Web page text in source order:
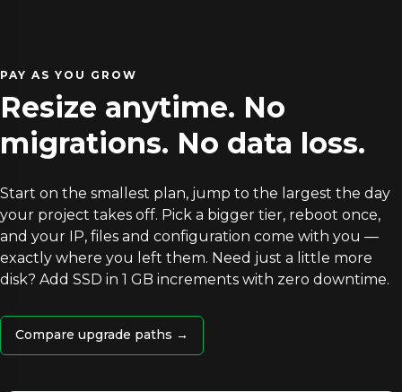
PAY AS YOU GROW
Resize anytime. No
migrations. No data loss.
Start on the smallest plan, jump to the largest the day
your project takes off. Pick a bigger tier, reboot once,
and your IP, files and configuration come with you —
exactly where you left them. Need just a little more
disk? Add SSD in 1 GB increments with zero downtime.
Compare upgrade paths →